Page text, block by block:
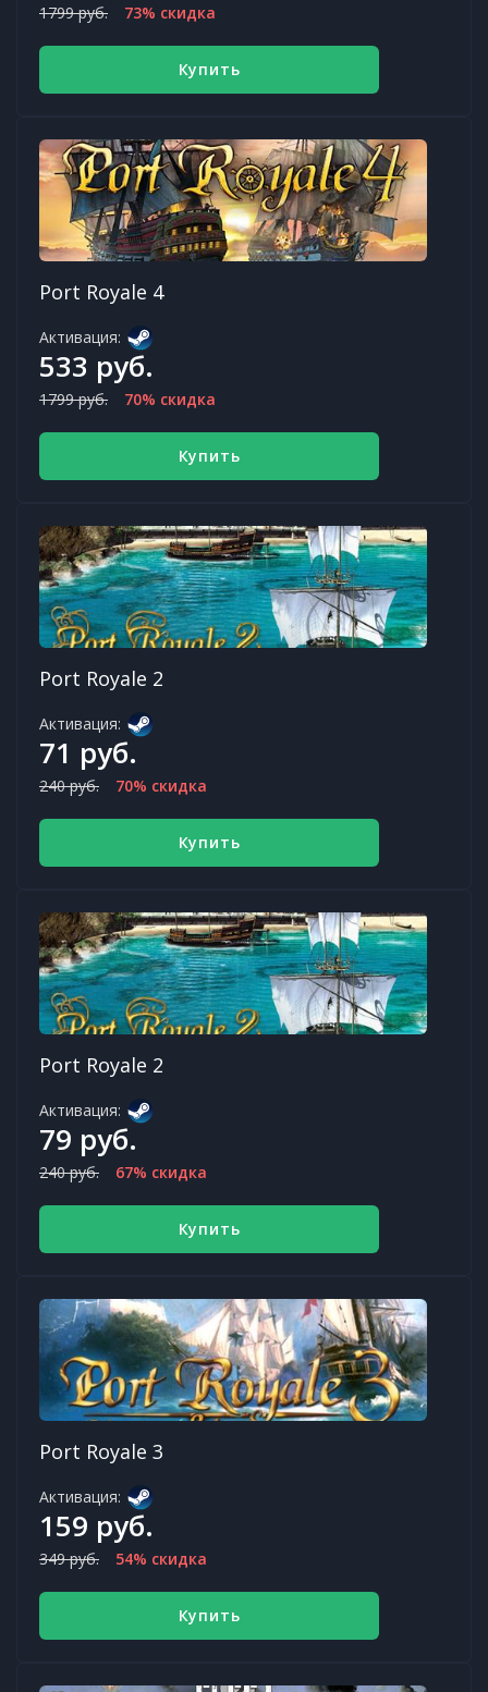
1799 руб. 73% скидка
Купить
Port Royale 4
Активация:
533 руб.
1799 руб. 70% скидка
Купить
Port Royale 2
Активация:
71 руб.
240 руб. 70% скидка
Купить
Port Royale 2
Активация:
79 руб.
240 руб. 67% скидка
Купить
Port Royale 3
Активация:
159 руб.
349 руб. 54% скидка
Купить